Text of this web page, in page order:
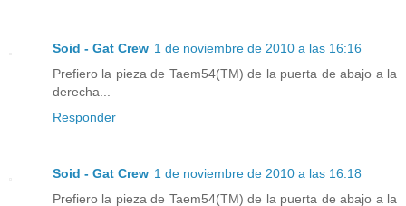
Soid - Gat Crew 1 de noviembre de 2010 a las 16:16
Prefiero la pieza de Taem54(TM) de la puerta de abajo a la
derecha...
Responder
Soid - Gat Crew 1 de noviembre de 2010 a las 16:18
Prefiero la pieza de Taem54(TM) de la puerta de abajo a la